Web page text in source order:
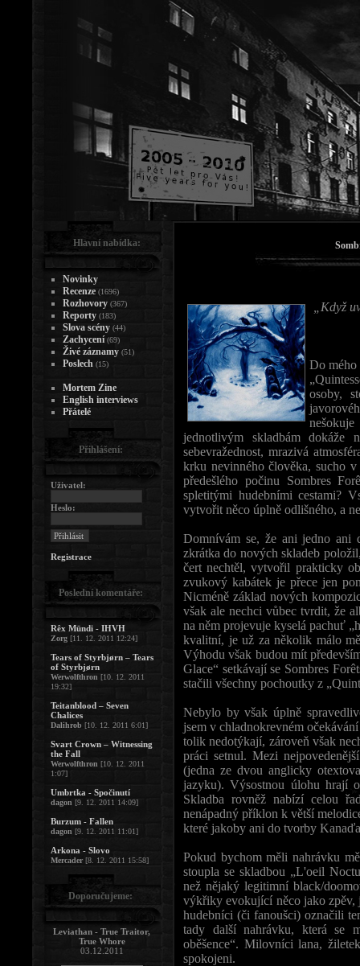
„Když
Do mého
osoby,
jednotlivým skladbám dokáže
sebevražednost, mrazivá
krku nevinného člověka, sucho
předešlého počinu Sombres
spletitými hudebními cestami?
vytvořit něco úplně odlišného, a
Domnívám se, že ani jedno ani
zkrátka do nových skladeb
čert nechtěl, vytvořil prakticky
zvukový kabátek je přece jen
Nicméně základ nových
však ale nechci vůbec tvrdit, že
na něm projevuje kyselá pachuť
kvalitní, je už za několik málo
Výhodu však budou mít
Glace“ setkávají se Sombres
stačili všechny pochoutky z
Nebylo by však úplně
jsem v chladnokrevném
tolik nedotýkají, zároveň však
práci setnul. Mezi
(jedna ze dvou anglicky
jazyku). Výsostnou úlohu hrají
Skladba rovněž nabízí celou
nenápadný příklon k větší
které jakoby ani do tvorby
Pokud bychom měli nahrávku
stoupla se skladbou „L'oeil
než nějaký legitimní black/
výkřiky evokující něco jako zpěv,
hudebníci (či fanoušci) označili
tady další nahrávku, která se
oběšence“. Milovníci lana,
spokojeni.
Hlavní nabídka:
Novinky
Recenze (1696)
Rozhovory (367)
Reporty (183)
Slova scény (44)
Zachycení (69)
Živé záznamy (51)
Poslech (15)
Mortem Zine
English interviews
Přátelé
Přihlášení:
Uživatel:
Heslo:
Registrace
Poslední komentáře:
Rêx Mündi - IHVH
Zorg [11. 12. 2011 12:24]
Tears of Styrbjørn – Tears
of Styrbjørn
Werwolfthron [10. 12. 2011
19:32]
Teitanblood – Seven
Chalices
Dalihrob [10. 12. 2011 6:01]
Svart Crown – Witnessing
the Fall
Werwolfthron [10. 12. 2011
1:07]
Umbrtka - Spočinutí
dagon [9. 12. 2011 14:09]
Burzum - Fallen
dagon [9. 12. 2011 11:01]
Arkona - Slovo
Mercader[8. 12. 2011 15:58]
Doporučujeme:
Leviathan - True Traitor,
True Whore
03.12.2011